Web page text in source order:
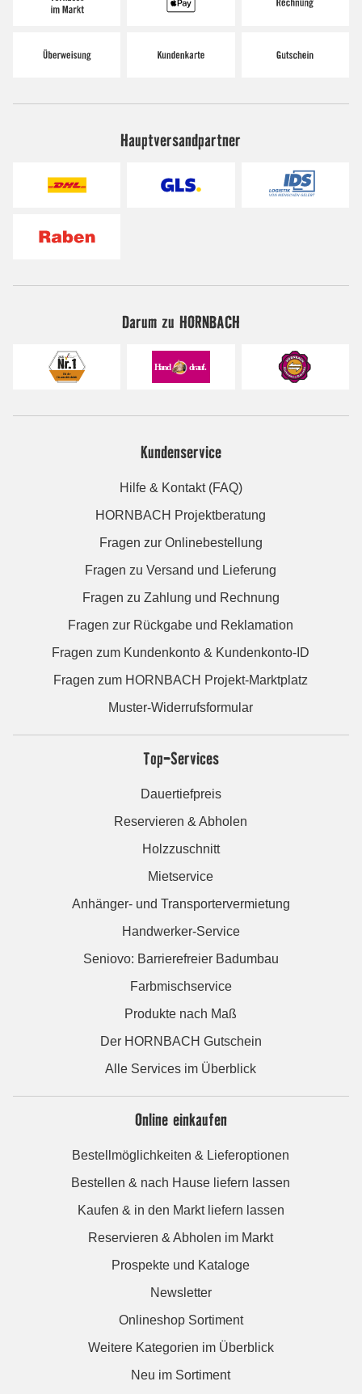
Hauptversandpartner
Darum zu HORNBACH
Kundenservice
Hilfe & Kontakt (FAQ)
HORNBACH Projektberatung
Fragen zur Onlinebestellung
Fragen zu Versand und Lieferung
Fragen zu Zahlung und Rechnung
Fragen zur Rückgabe und Reklamation
Fragen zum Kundenkonto & Kundenkonto-ID
Fragen zum HORNBACH Projekt-Marktplatz
Muster-Widerrufsformular
Top-Services
Dauertiefpreis
Reservieren & Abholen
Holzzuschnitt
Mietservice
Anhänger- und Transportervermietung
Handwerker-Service
Seniovo: Barrierefreier Badumbau
Farbmischservice
Produkte nach Maß
Der HORNBACH Gutschein
Alle Services im Überblick
Online einkaufen
Bestellmöglichkeiten & Lieferoptionen
Bestellen & nach Hause liefern lassen
Kaufen & in den Markt liefern lassen
Reservieren & Abholen im Markt
Prospekte und Kataloge
Newsletter
Onlineshop Sortiment
Weitere Kategorien im Überblick
Neu im Sortiment